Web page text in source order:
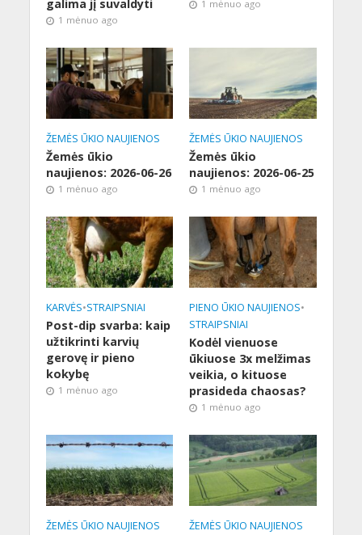
galima jį suvaldyti
1 mėnuo ago
1 mėnuo ago
ŽEMĖS ŪKIO NAUJIENOS
Žemės ūkio
naujienos: 2026-06-26
1 mėnuo ago
ŽEMĖS ŪKIO NAUJIENOS
Žemės ūkio
naujienos: 2026-06-25
1 mėnuo ago
KARVĖS•STRAIPSNIAI
Post-dip svarba: kaip
užtikrinti karvių
gerovę ir pieno
kokybę
1 mėnuo ago
PIENO ŪKIO NAUJIENOS•
STRAIPSNIAI
Kodėl vienuose
ūkiuose 3x melžimas
veikia, o kituose
prasideda chaosas?
1 mėnuo ago
ŽEMĖS ŪKIO NAUJIENOS ŽEMĖS ŪKIO NAUJIENOS